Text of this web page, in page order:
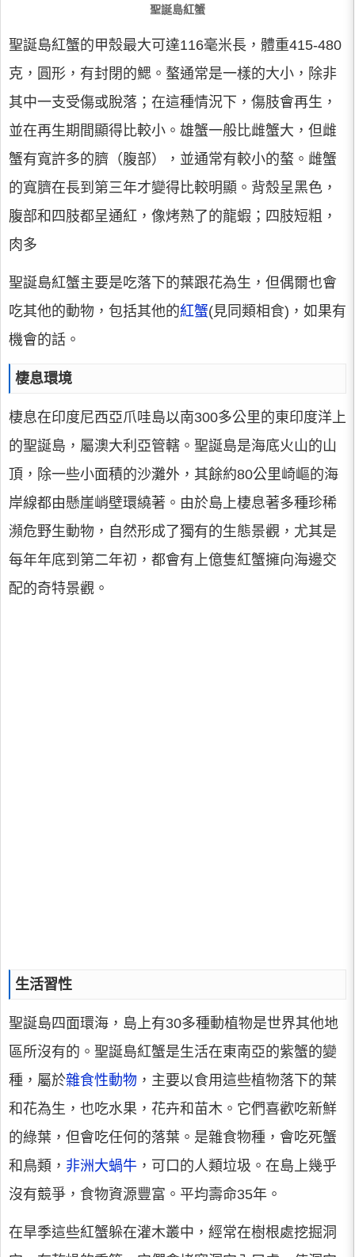
聖誕島紅蟹
聖誕島紅蟹的甲殼最大可達116毫米長，體重415-480
克，圓形，有封閉的鰓。螯通常是一樣的大小，除非
其中一支受傷或脫落；在這種情況下，傷肢會再生，
並在再生期間顯得比較小。雄蟹一般比雌蟹大，但雌
蟹有寬許多的臍（腹部），並通常有較小的螯。雌蟹
的寬臍在長到第三年才變得比較明顯。背殼呈黑色，
腹部和四肢都呈通紅，像烤熟了的龍蝦；四肢短粗，
肉多
聖誕島紅蟹主要是吃落下的葉跟花為生，但偶爾也會
吃其他的動物，包括其他的紅蟹(見同類相食)，如果有
機會的話。
棲息環境
棲息在印度尼西亞爪哇島以南300多公里的東印度洋上
的聖誕島，屬澳大利亞管轄。聖誕島是海底火山的山
頂，除一些小面積的沙灘外，其餘約80公里崎嶇的海
岸線都由懸崖峭壁環繞著。由於島上棲息著多種珍稀
瀕危野生動物，自然形成了獨有的生態景觀，尤其是
每年年底到第二年初，都會有上億隻紅蟹擁向海邊交
配的奇特景觀。
生活習性
聖誕島四面環海，島上有30多種動植物是世界其他地
區所沒有的。聖誕島紅蟹是生活在東南亞的紫蟹的變
種，屬於雜食性動物 ，主要以食用這些植物落下的葉
和花為生，也吃水果，花卉和苗木。它們喜歡吃新鮮
的綠葉，但會吃任何的落葉。是雜食物種，會吃死蟹
和鳥類， 非洲大蝸牛 ，可口的人類垃圾。在島上幾乎
沒有競爭，食物資源豐富。平均壽命35年。
在旱季這些紅蟹躲在灌木叢中，經常在樹根處挖掘洞